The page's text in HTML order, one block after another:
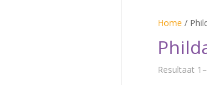
Home /
Resultaat